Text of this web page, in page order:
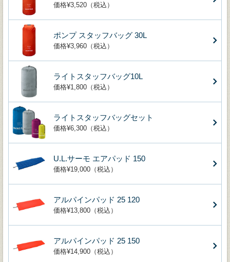
価格¥3,520（税込）
ポンプ スタッフバッグ 30L
価格¥3,960（税込）
ライトスタッフバッグ10L
価格¥1,800（税込）
ライトスタッフバッグセット
価格¥6,300（税込）
U.L.サーモ エアパッド 150
価格¥19,000（税込）
アルパインパッド 25 120
価格¥13,800（税込）
アルパインパッド 25 150
価格¥14,900（税込）